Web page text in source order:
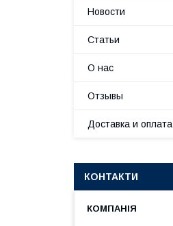
Новости
Статьи
О нас
Отзывы
Доставка и оплата
КОНТАКТИ